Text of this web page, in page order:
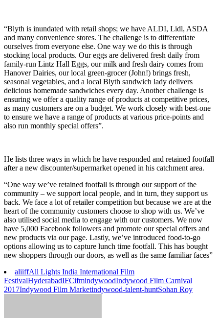
“Blyth is inundated with retail shops; we have ALDI, Lidl, ASDA
and many convenience stores. The challenge is to differentiate
ourselves from everyone else. One way we do this is through
stocking local products. Our eggs are delivered fresh daily from
family-run Lintz Hall Eggs, our milk and fresh dairy comes from
Hanover Dairies, our local green-grocer (John!) brings fresh,
seasonal vegetables, and a local Blyth sandwich lady delivers
delicious homemade sandwiches every day. Another challenge is
ensuring we offer a quality range of products at competitive prices,
as many customers are on a budget. We work closely with best-one
to ensure we have a range of products at various price-points and
also run monthly special offers”.
He lists three ways in which he have responded and retained footfall
after a new discounter/supermarket opened in his catchment area.
“One way we’ve retained footfall is through our support of the
community – we support local people, and in turn, they support us
back. We face a lot of retailer competition but because we are at the
heart of the community customers choose to shop with us. We’ve
also utilised social media to engage with our customers. We now
have 5,000 Facebook followers and promote our special offers and
new products via our page. Lastly, we’ve introduced food-to-go
options allowing us to capture lunch time footfall. This has bought
new shoppers through our doors, as well as the same familiar faces”
aliiffAll Lights India International Film
FestivalHyderabadIFCifmindywoodIndywood Film Carnival
2017Indywood Film Marketindywood-talent-huntSohan Roy